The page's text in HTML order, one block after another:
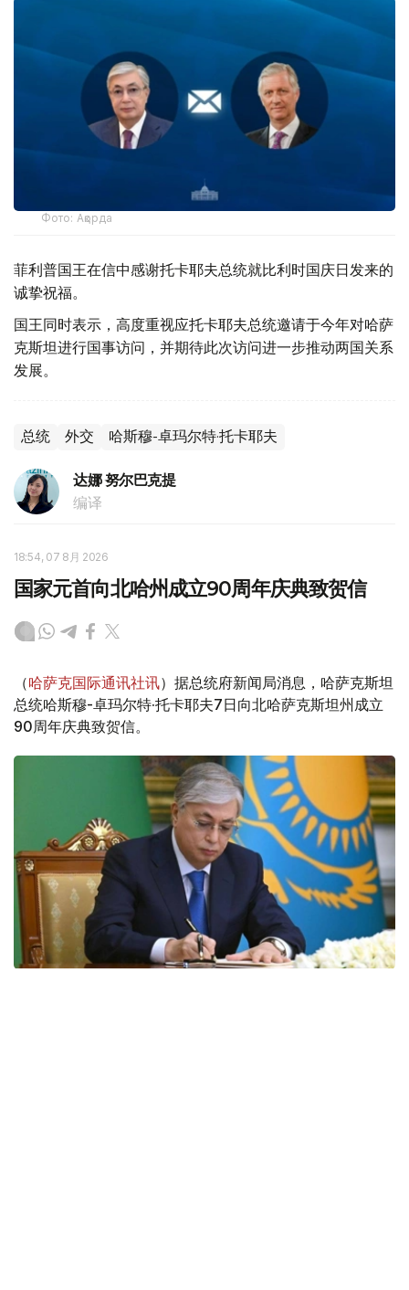
Фото: Ақорда
菲利普国王在信中感谢托卡耶夫总统就比利时国庆日发来的
诚挚祝福。
国王同时表示，高度重视应托卡耶夫总统邀请于今年对哈萨
克斯坦进行国事访问，并期待此次访问进一步推动两国关系
发展。
总统 外交 哈斯穆-卓玛尔特·托卡耶夫
达娜 努尔巴克提
编译
18:54, 07 8月 2026
国家元首向北哈州成立90周年庆典致贺信
（哈萨克国际通讯社讯）据总统府新闻局消息，哈萨克斯坦
总统哈斯穆-卓玛尔特·托卡耶夫7日向北哈萨克斯坦州成立
90周年庆典致贺信。